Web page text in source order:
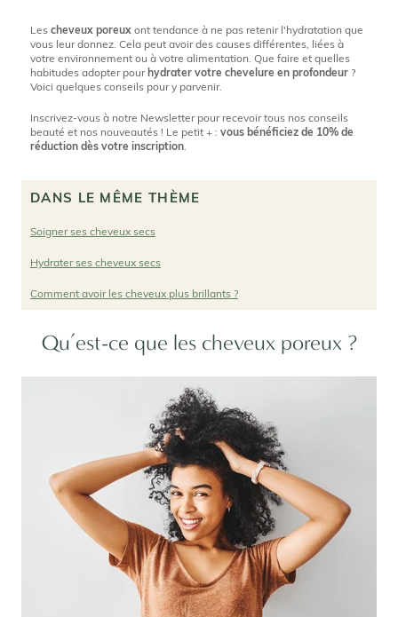
Les cheveux poreux ont tendance à ne pas retenir l'hydratation que
vous leur donnez. Cela peut avoir des causes différentes, liées à
votre environnement ou à votre alimentation. Que faire et quelles
habitudes adopter pourhydrater votre chevelure en profondeur ?
Voici quelques conseils pour y parvenir.
Inscrivez-vous à notre Newsletter pour recevoir tous nos conseils
beauté et nos nouveautés ! Le petit + : vous bénéficiez de 10% de
réduction dès votre inscription
DANS LE MÊME THÈME
Soigner ses cheveux secs
Hydrater ses cheveux secs
Comment avoir les cheveux plus brillants ?
Qu’est-ce que les cheveux poreux ?